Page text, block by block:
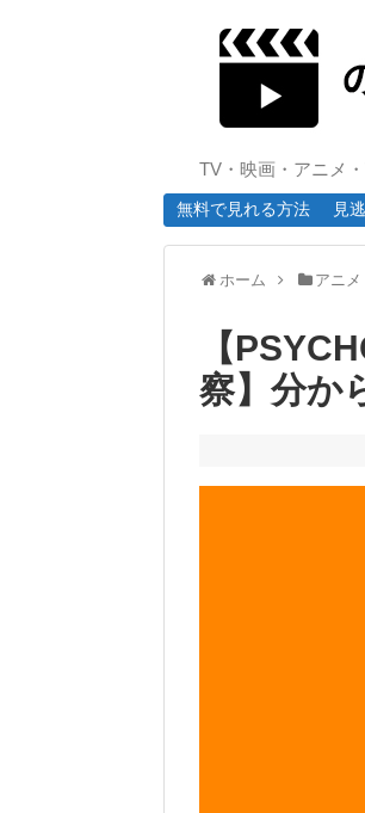
TV・映画・アニメ
無料で見れる方法 見
ホーム アニメ
【
察】分か